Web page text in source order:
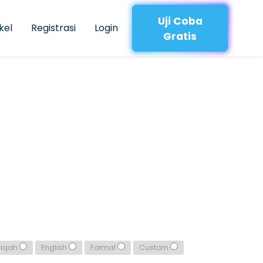
Registrasi Login
Uji Coba
Gratis
English Formal Custom